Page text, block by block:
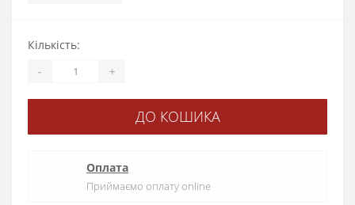
Кількість:
- +
ДО КОШИКА
Оплата
Приймаємо оплату online